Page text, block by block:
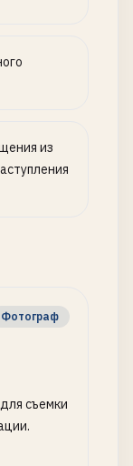
из
Фотограф
съемки